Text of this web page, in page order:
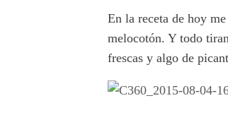
En la receta de hoy
melocotón. Y todo
frescas y algo de